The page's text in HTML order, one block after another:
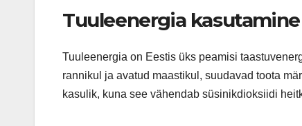
Tuuleenergia kasutamine
Tuuleenergia on Eestis üks peamisi
rannikul ja avatud maastikul, suudavad toota
kasulik, kuna see vähendab süsinikdioksiidi